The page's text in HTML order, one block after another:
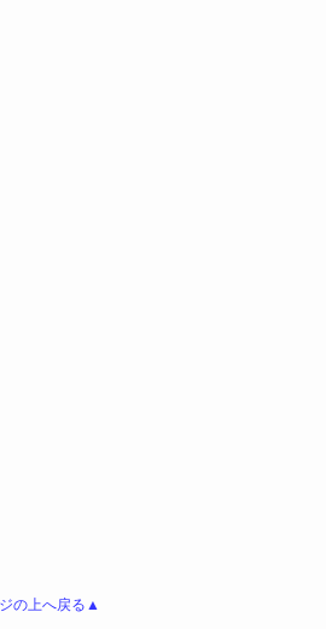
の上へ戻る▲